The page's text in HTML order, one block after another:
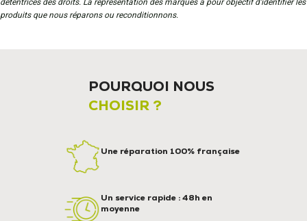
détentrices des droits. La représentation des marques a pour objectif d’identifier les
produits que nous réparons ou reconditionnons.
POURQUOI NOUS
CHOISIR ?
Une réparation 100% française
Un service rapide : 48h en
moyenne